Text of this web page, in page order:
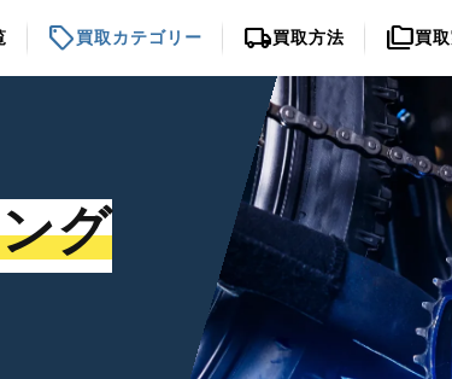
sell買取カテゴリー local_shipping買取方法 folder_copy買
グ